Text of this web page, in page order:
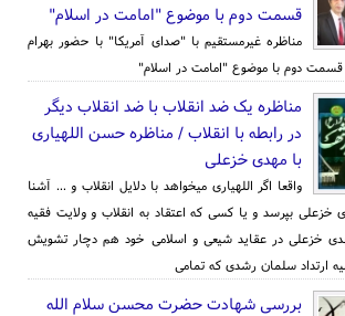
قسمت دوم با موضوع "امامت در اسلام"
مناظره غیرمستقیم با "صدای آمریکا" با حضور بهرام
دوم با موضوع "امامت در اسلام"
مناظره یک ضد انقلاب با ضد انقلاب دیگر
در رابطه با انقلاب / مناظره حسن اللهیاری
با مهدی خزعلی
واقعا اگر اللهیاری میخواهد با دلایل انقلاب و ... آشنا
خزعلی بپرسد و یا کسی که اعتقاد به انقلاب و ولایت فقیه
خزعلی در عقاید شیعی و اسلامی خود هم دچار تشویش
ارتداد سلمان رشدی که تمامی
بررسی شهادت حضرت محسن سلام الله